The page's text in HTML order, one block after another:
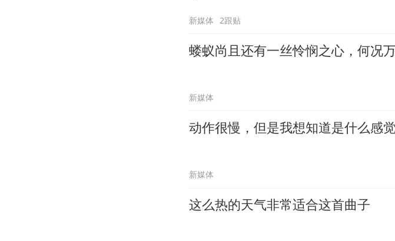
新媒体 2跟贴
蝼蚁尚且还有一丝怜悯之心，何况
新媒体
动作很慢，但是我想知道是什么感
新媒体
这么热的天气非常适合这首曲子